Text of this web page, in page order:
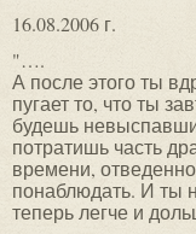
16.08.2006 г.
"….
А после этого ты
пугает то, что ты
будешь
потратишь часть
времени,
понаблюдать. И ты
теперь легче и